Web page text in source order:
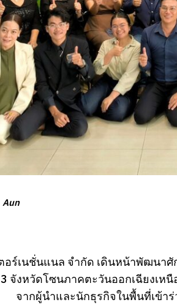
Aun
อร์เนชั่นแนล จำกัด เดินหน้าพัฒนา
3 จังหวัดโซนภาคตะวันออกเฉียง
จากผู้นำและนักธุรกิจในพื้นที่เข้า